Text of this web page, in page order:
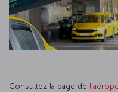
Consultez la page de